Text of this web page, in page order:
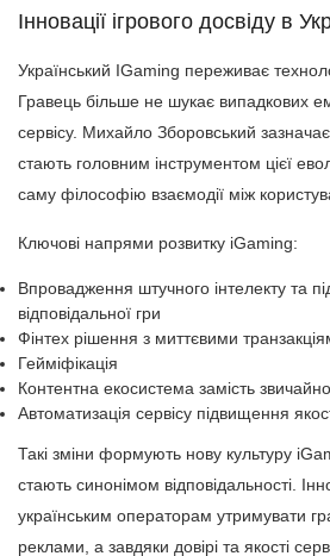
Інновації ігрового досвіду в
Український IGaming переживає
Гравець більше не шукає випадкових
сервісу. Михайло Зборовський
стають головним інструментом цієї
саму філософію взаємодії між
Ключові напрями розвитку iGaming:
Впровадження штучного інтелекту та
відповідальної гри
Фінтех рішення з миттєвими
Гейміфікація
Контентна екосистема замість
Автоматизація сервісу підвищення
Такі зміни формують нову культуру
стають синонімом відповідальності.
українським операторам утримувати
реклами, а завдяки довірі та якості